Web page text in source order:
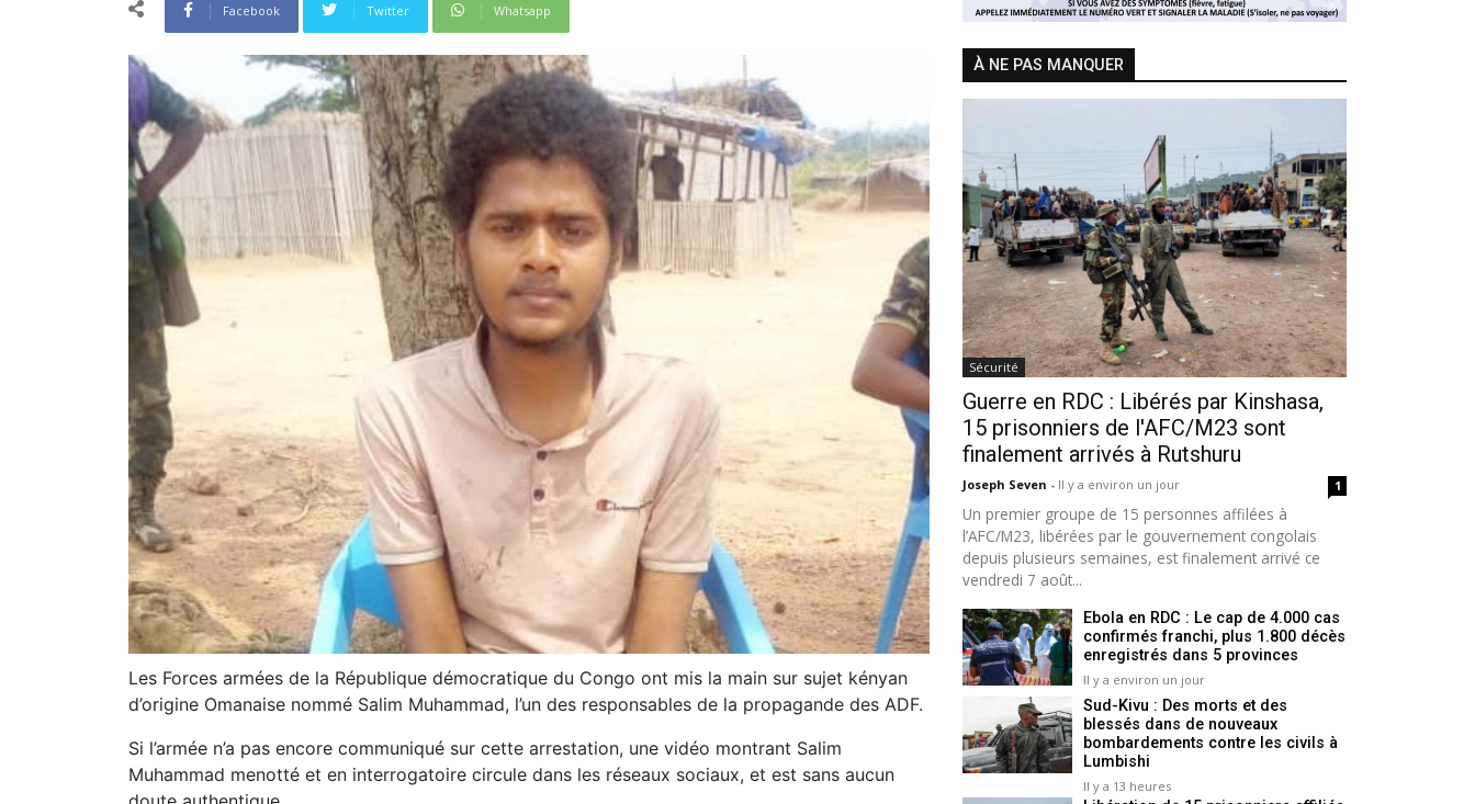
Facebook Twitter Whatsapp
Les Forces armées de la République démocratique du Congo ont mis la main sur sujet kényan
d’origine Omanaise nommé Salim Muhammad, l’un des responsables de la propagande des ADF.
Si l’armée n’a pas encore communiqué sur cette arrestation, une vidéo montrant Salim
Muhammad menotté et en interrogatoire circule dans les réseaux sociaux, et est sans aucun
À NE PAS MANQUER
Sécurité
Guerre en RDC : Libérés par Kinshasa,
15 prisonniers de l'AFC/M23 sont
finalement arrivés à Rutshuru
Joseph Seven - Il y a environ un jour 1
Un premier groupe de 15 personnes affilées à
l’AFC/M23, libérées par le gouvernement congolais
depuis plusieurs semaines, est finalement arrivé ce
vendredi 7 août...
Ebola en RDC : Le cap de 4.000 cas
confirmés franchi, plus 1.800 décès
enregistrés dans 5 provinces
Il y a environ un jour
Sud-Kivu : Des morts et des
blessés dans de nouveaux
bombardements contre les civils à
Lumbishi
Il y a 13 heures